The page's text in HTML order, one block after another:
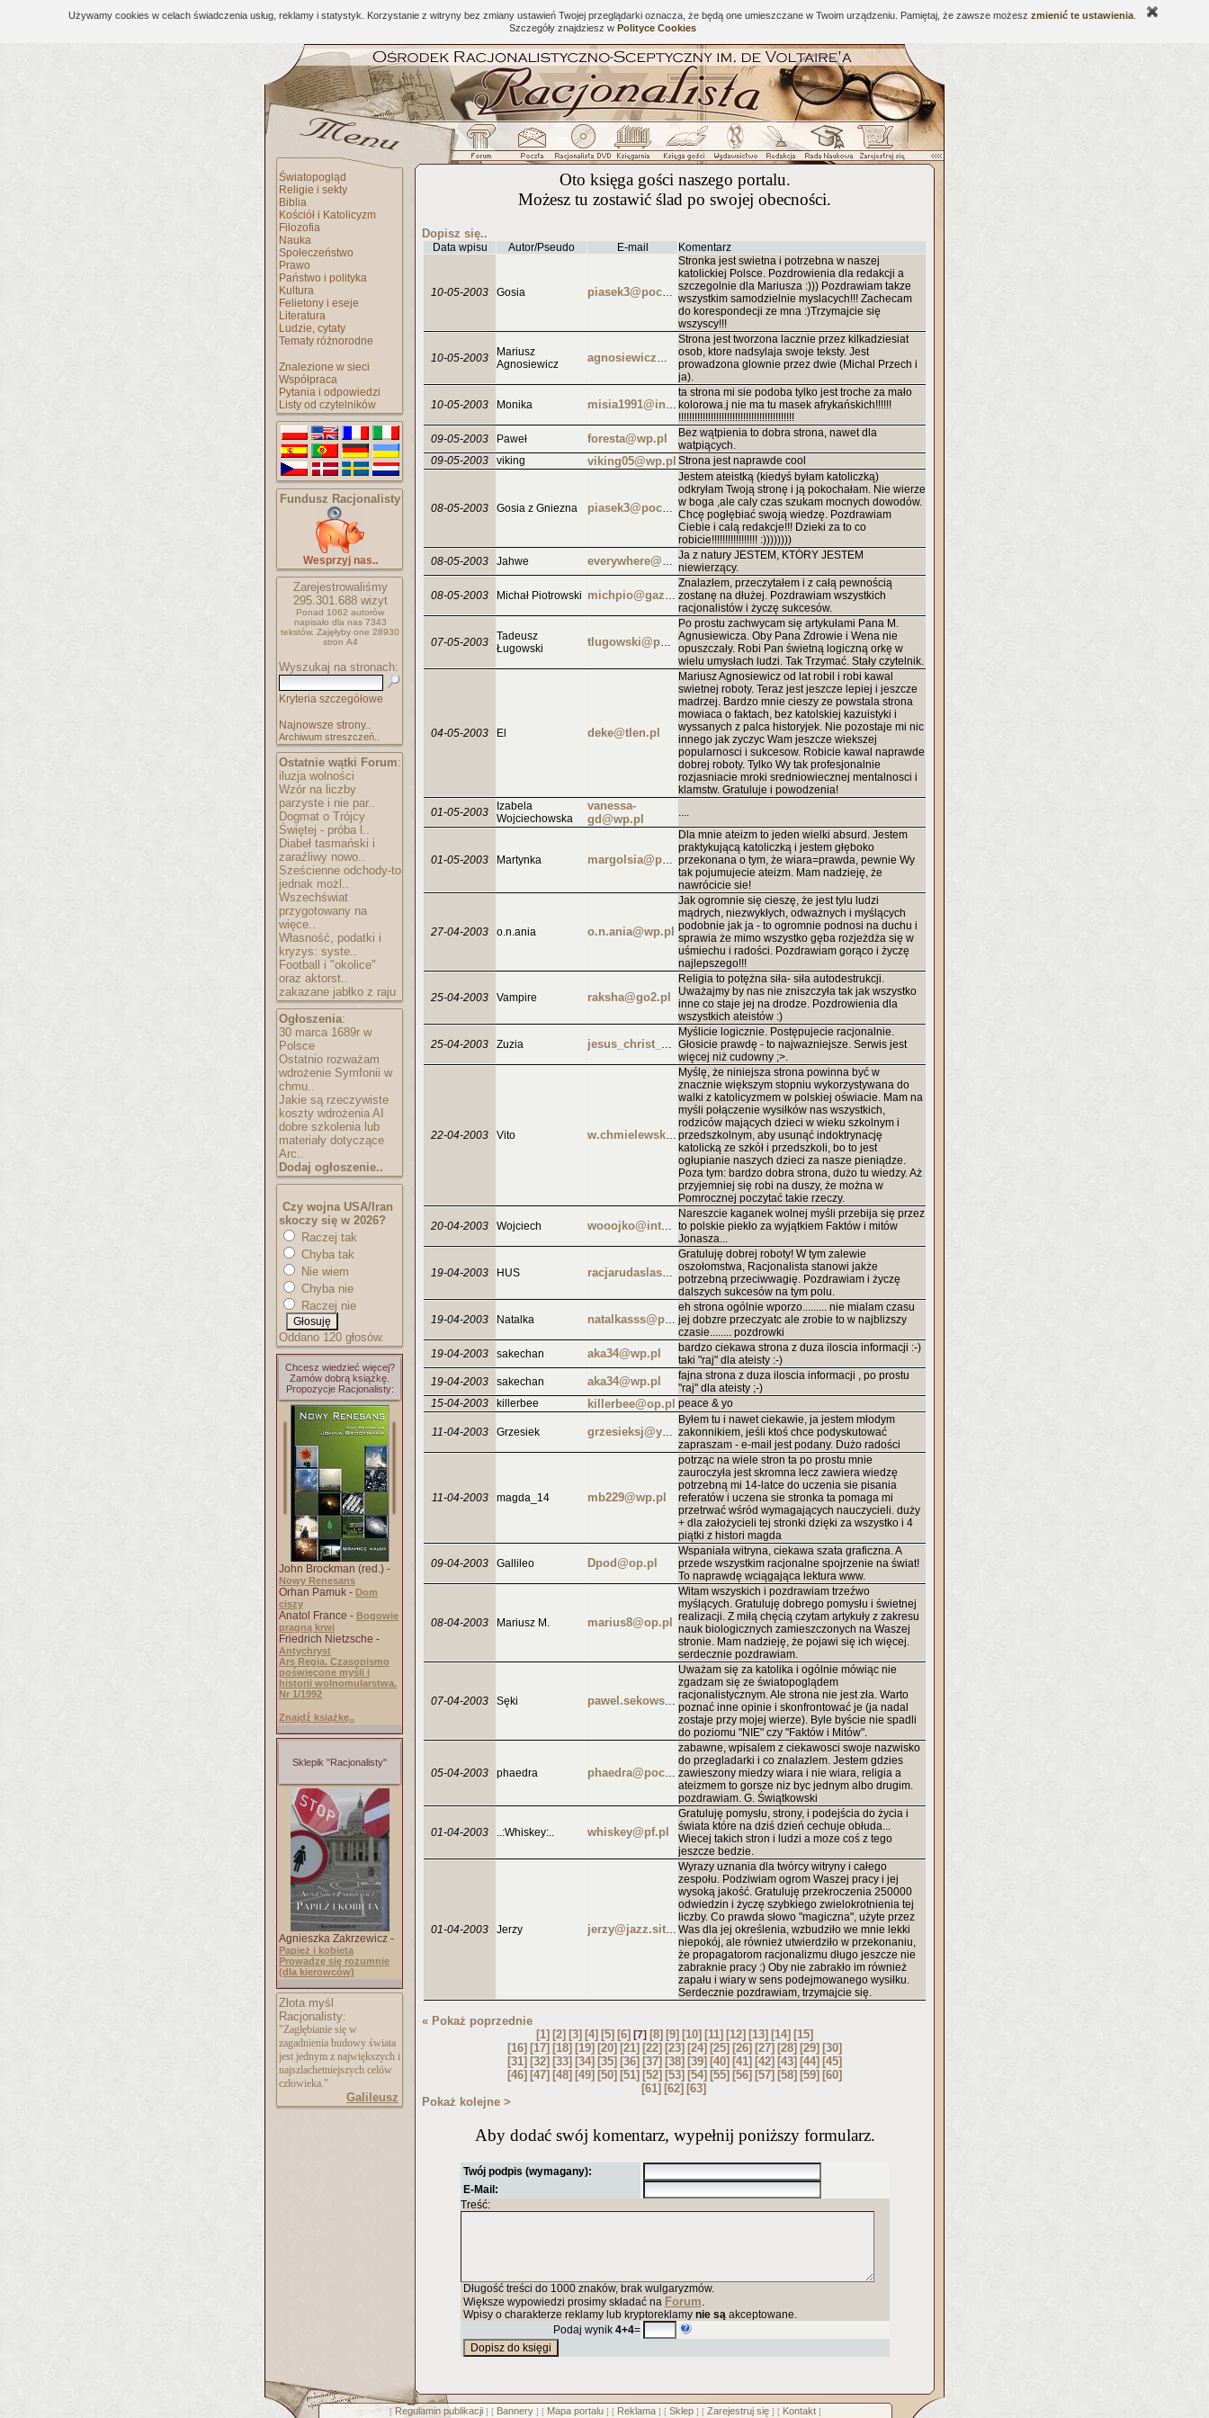
Używamy cookies w celach świadczenia usług, reklamy i statystyk. Korzystanie z witryny bez zmiany ustawień Twojej przeglądarki oznacza, że będą one umieszczane w Twoim urządzeniu. Pamiętaj, że zawsze możesz zmienić te ustawienia
Szczegóły znajdziesz w Polityce Cookies
Światopogląd
Religie i sekty
Biblia
Kościół i Katolicyzm
Filozofia
Nauka
Społeczeństwo
Prawo
Państwo i polityka
Kultura
Felietony i eseje
Literatura
Ludzie, cytaty
Tematy różnorodne
Znalezione w sieci
Współpraca
Pytania i odpowiedzi
Listy od czytelników
Fundusz Racjonalisty
Wesprzyj nas..
Zarejestrowaliśmy
295.301.688wizyt
Ponad 1062 autorów
napisało dla nas 7343
tekstów. Zajęłyby one 28930
stron A4
Wyszukaj na stronach:
Kryteria szczegółowe
Najnowsze strony..
Archiwum streszczeń..
Ostatnie wątki Forum:
iluzja wolności
Wzór na liczby
parzyste i nie par..
Dogmat o Trójcy
Świętej - próba l..
Diabeł tasmański i
zaraźliwy nowo..
Sześcienne odchody-to
jednak możl..
Wszechświat
przygotowany na
więce..
Własność, podatki i
kryzys: syste..
Football i "okolice"
oraz aktorst..
zakazane jabłko z raju
Ogłoszenia:
30 marca 1689r w
Polsce
Ostatnio rozważam
wdrożenie Symfonii w
chmu..
Jakie są rzeczywiste
koszty wdrożenia AI
dobre szkolenia lub
materiały dotyczące
Arc..
Dodaj ogłoszenie..
Czy wojna USA/Iran
skoczy się w 2026?
Raczej tak
Chyba tak
Nie wiem
Chyba nie
Raczej nie
Oddano 120 głosów.
Chcesz wiedzieć więcej?
Zamów dobrą książkę.
Propozycje Racjonalisty:
John Brockman (red.) -
Nowy Renesans
Orhan Pamuk - Dom
ciszy
Anatol France - Bogowie
pragną krwi
Friedrich Nietzsche -
Antychryst
Ars Regia. Czasopismo
poświęcone myśli i
historii wolnomularstwa.
Nr 1/1992
Znajdź książkę..
Sklepik "Racjonalisty"
Agnieszka Zakrzewicz -
Papież i kobieta
Prowadzę się rozumnie
(dla kierowców)
Złota myśl
Racjonalisty:
"Zagłębianie się w
zagadnienia budowy świata
jest jednym z największych i
najszlachetniejszych celów
człowieka."
Galileusz
Oto księga gości naszego portalu.
Możesz tu zostawić ślad po swojej obecności.
Dopisz się..
Data wpisu Autor/Pseudo E-mail Komentarz
10-05-2003 Gosia piasek3@poczta.onet.pl
Stronka jest swietna i potrzebna w naszej
katolickiej Polsce. Pozdrowienia dla redakcji a
szczegolnie dla Mariusza :))) Pozdrawiam takze
wszystkim samodzielnie myslacych!!! Zachecam
do korespondecji ze mna :)Trzymajcie się
wszyscy!!!
10-05-2003
Mariusz
Agnosiewicz
agnosiewicz@racjonalista.pl
Strona jest tworzona lacznie przez kilkadziesiat
osob, ktore nadsylaja swoje teksty. Jest
prowadzona glownie przez dwie (Michal Przech i
ja).
10-05-2003 Monika misia1991@interia.pl
ta strona mi sie podoba tylko jest troche za mało
kolorowa.j nie ma tu masek afrykańskich!!!!!!
!!!!!!!!!!!!!!!!!!!!!!!!!!!!!!!!!!!!!!!!!!!
09-05-2003
Paweł foresta@wp.pl
Bez wątpienia to dobra strona, nawet dla
watpiących.
09-05-2003
viking viking05@wp.pl Strona jest naprawde cool
08-05-2003 Gosia z Gniezna piasek3@poczta.onet.pl
Jestem ateistką (kiedyś byłam katoliczką)
odkryłam Twoją stronę i ją pokochałam. Nie wierze
w boga ,ale caly czas szukam mocnych dowodów.
Chcę pogłębiać swoją wiedzę. Pozdrawiam
Ciebie i calą redakcje!!! Dzieki za to co
robicie!!!!!!!!!!!!!!!!! :))))))))
08-05-2003
Jahwe everywhere@heaven.on Ja z natury JESTEM, KTÓRY JESTEM
niewierzący.
08-05-2003 Michał Piotrowski michpio@gazeta.pl
Znalazłem, przeczytałem i z całą pewnością
zostanę na dłużej. Pozdrawiam wszystkich
racjonalistów i życzę sukcesów.
07-05-2003
Tadeusz
Ługowski
tlugowski@poczta.onet.pl
Po prostu zachwycam się artykułami Pana M.
Agnusiewicza. Oby Pana Zdrowie i Wena nie
opuszczały. Robi Pan świetną logiczną orkę w
wielu umysłach ludzi. Tak Trzymać. Stały czytelnik.
04-05-2003 El deke@tlen.pl
Mariusz Agnosiewicz od lat robil i robi kawal
swietnej roboty. Teraz jest jeszcze lepiej i jeszcze
madrzej. Bardzo mnie cieszy ze powstala strona
mowiaca o faktach, bez katolskiej kazuistyki i
wyssanych z palca historyjek. Nie pozostaje mi nic
innego jak zyczyc Wam jeszcze wiekszej
popularnosci i sukcesow. Robicie kawal naprawde
dobrej roboty. Tylko Wy tak profesjonalnie
rozjasniacie mroki sredniowiecznej mentalnosci i
klamstw. Gratuluje i powodzenia!
01-05-2003
Izabela
Wojciechowska
vanessa-
gd@wp.pl
....
01-05-2003 Martynka margolsia@poczta.fm
Dla mnie ateizm to jeden wielki absurd. Jestem
praktykującą katoliczką i jestem głęboko
przekonana o tym, że wiara=prawda, pewnie Wy
tak pojumujecie ateizm. Mam nadzieję, że
nawrócicie sie!
27-04-2003 o.n.ania o.n.ania@wp.pl
Jak ogromnie się cieszę, że jest tylu ludzi
mądrych, niezwykłych, odważnych i myślących
podobnie jak ja - to ogromnie podnosi na duchu i
sprawia że mimo wszystko gęba rozjeżdża się w
uśmiechu i radości. Pozdrawiam gorąco i życzę
najlepszego!!!
25-04-2003 Vampire raksha@go2.pl
Religia to potężna siła- siła autodestrukcji.
Uważajmy by nas nie zniszczyła tak jak wszystko
inne co staje jej na drodze. Pozdrowienia dla
wszystkich ateistów :)
25-04-2003 Zuzia jesus_christ_superstar@pf.pl
Myślicie logicznie. Postępujecie racjonalnie.
Głosicie prawdę - to najwazniejsze. Serwis jest
więcej niż cudowny ;>.
22-04-2003 Vito w.chmielewski@gwlider.com
Myślę, że niniejsza strona powinna być w
znacznie większym stopniu wykorzystywana do
walki z katolicyzmem w polskiej oświacie. Mam na
myśli połączenie wysiłków nas wszystkich,
rodziców mających dzieci w wieku szkolnym i
przedszkolnym, aby usunąć indoktrynację
katolicką ze szkół i przedszkoli, bo to jest
ogłupianie naszych dzieci za nasze pieniądze.
Poza tym: bardzo dobra strona, dużo tu wiedzy. Aż
przyjemniej się robi na duszy, że można w
Pomrocznej poczytać takie rzeczy.
20-04-2003 Wojciech wooojko@interia.pl
Nareszcie kaganek wolnej myśli przebija się przez
to polskie piekło za wyjątkiem Faktów i mitów
Jonasza...
19-04-2003 HUS racjarudaslask@interia.pl
Gratuluję dobrej roboty! W tym zalewie
oszołomstwa, Racjonalista stanowi jakże
potrzebną przeciwwagię. Pozdrawiam i życzę
dalszych sukcesów na tym polu.
19-04-2003 Natalka natalkasss@poczta.onet.pl
eh strona ogólnie wporzo......... nie mialam czasu
jej dobzre przeczyatc ale zrobie to w najblizszy
czasie........ pozdrowki
19-04-2003
sakechan aka34@wp.pl
bardzo ciekawa strona z duza iloscia informacji :-)
taki "raj" dla ateisty :-)
19-04-2003
sakechan aka34@wp.pl
fajna strona z duza iloscia informacji , po prostu
"raj" dla ateisty ;-)
15-04-2003
killerbee killerbee@op.pl peace & yo
11-04-2003 Grzesiek grzesieksj@yahoo.com
Byłem tu i nawet ciekawie, ja jestem młodym
zakonnikiem, jeśli ktoś chce podyskutować
zapraszam - e-mail jest podany. Dużo radości
11-04-2003 magda_14 mb229@wp.pl
potrząc na wiele stron ta po prostu mnie
zauroczyła jest skromna lecz zawiera wiedzę
potrzebną mi 14-latce do uczenia sie pisania
referatów i uczena sie stronka ta pomaga mi
przetrwać wśród wymagających nauczycieli. duży
+ dla założycieli tej stronki dzięki za wszystko i 4
piątki z histori magda
09-04-2003 Gallileo Dpod@op.pl
Wspaniała witryna, ciekawa szata graficzna. A
przede wszystkim racjonalne spojrzenie na świat!
To naprawdę wciągająca lektura www.
08-04-2003 Mariusz M. marius8@op.pl
Witam wszyskich i pozdrawiam trzeźwo
myślących. Gratuluję dobrego pomysłu i świetnej
realizacji. Z miłą chęcią czytam artykuły z zakresu
nauk biologicznych zamieszczonych na Waszej
stronie. Mam nadzieję, że pojawi się ich więcej.
serdecznie pozdrawiam.
07-04-2003 Sęki pawel.sekowski@caramail.com
Uważam się za katolika i ogólnie mówiąc nie
zgadzam się ze światopoglądem
racjonalistycznym. Ale strona nie jest zła. Warto
poznać inne opinie i skonfrontować je (ja nadal
zostaje przy mojej wierze). Byle byście nie spadli
do poziomu "NIE" czy "Faktów i Mitów".
05-04-2003 phaedra phaedra@poczta.onet.pl
zabawne, wpisalem z ciekawosci swoje nazwisko
do przegladarki i co znalazlem. Jestem gdzies
zawieszony miedzy wiara i nie wiara, religia a
ateizmem to gorsze niz byc jednym albo drugim.
pozdrawiam. G. Świątkowski
01-04-2003 ..:Whiskey:.. whiskey@pf.pl
Gratuluję pomysłu, strony, i podejścia do życia i
świata które na dziś dzień cechuje obłuda...
Wiecej takich stron i ludzi a moze coś z tego
jeszcze bedzie.
01-04-2003 Jerzy jerzy@jazz.site.pl
Wyrazy uznania dla twórcy witryny i całego
zespołu. Podziwiam ogrom Waszej pracy i jej
wysoką jakość. Gratuluję przekroczenia 250000
odwiedzin i życzę szybkiego zwielokrotnienia tej
liczby. Co prawda słowo "magiczna", użyte przez
Was dla jej określenia, wzbudziło we mnie lekki
niepokój, ale również utwierdziło w przekonaniu,
że propagatorom racjonalizmu długo jeszcze nie
zabraknie pracy :) Oby nie zabrakło im również
zapału i wiary w sens podejmowanego wysiłku.
Serdecznie pozdrawiam, trzymajcie się.
« Pokaż poprzednie
[1] [2] [3] [4] [5] [6] [7] [8] [9] [10] [11] [12] [13] [14] [15]
[16] [17] [18] [19] [20] [21] [22] [23] [24] [25] [26] [27] [28] [29] [30]
[31] [32] [33] [34] [35] [36] [37] [38] [39] [40] [41] [42] [43] [44] [45]
[46] [47] [48] [49] [50] [51] [52] [53] [54] [55] [56] [57] [58] [59] [60]
[61] [62] [63]
Pokaż kolejne >
Aby dodać swój komentarz, wypełnij poniższy formularz.
Twój podpis (wymagany):
E-Mail:
Treść:
Długość treści do 1000 znaków, brak wulgaryzmów.
Większe wypowiedzi prosimy składać na Forum.
Wpisy o charakterze reklamy lub kryptoreklamy nie sąakceptowane.
Podaj wynik 4+4=
[ Regulamin publikacji] [ Bannery] [ Mapa portalu] [ Reklama] [ Sklep] [ Zarejestruj się] [ Kontakt]